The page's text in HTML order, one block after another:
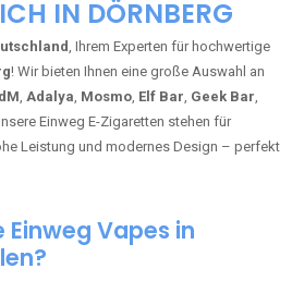
IN DÖRNBERG
, Ihrem Experten für hochwertige
! Wir bieten Ihnen eine große Auswahl an
, Adalya, Mosmo, Elf Bar, Geek Bar,
Einweg E-Zigaretten stehen für
Leistung und modernes Design – perfekt
Vapes in